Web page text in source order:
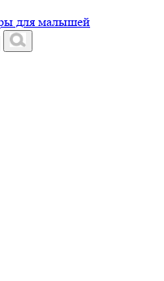
для малышей